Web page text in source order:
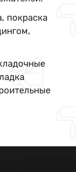
покраска